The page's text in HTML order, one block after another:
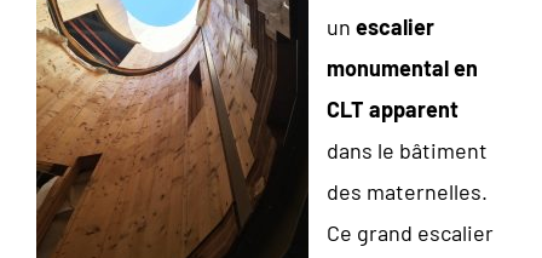
un escalier
monumental en
CLT apparent
dans le bâtiment
des maternelles.
Ce grand escalier